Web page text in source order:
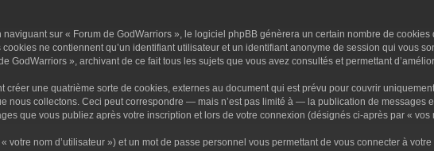
sur « Forum de GodWarriors », le logiciel phpBB génèrera un certain nombre de
ne contiennent qu’un identifiant utilisateur et un identifiant anonyme de session qui vous
», archivant de ce fait tous les sujets que vous avez consultés et permettant
une quatrième sorte de cookies, externes au document qui est prévu pour couvrir
collectons. Ceci peut correspondre — mais n’est pas limité à — la publication de messages
que vous publiez après votre inscription et lors de votre connexion (désignés ci-après par « vos
nom d’utilisateur ») et un mot de passe personnel vous permettant de vous connecter à